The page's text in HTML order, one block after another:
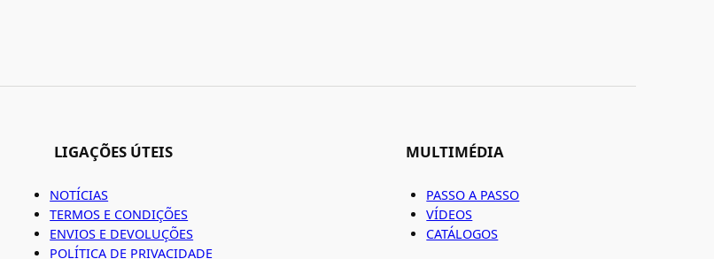
LIGAÇÕES ÚTEIS
NOTÍCIAS
TERMOS E CONDIÇÕES
ENVIOS E DEVOLUÇÕES
POLÍTICA DE PRIVACIDADE
MULTIMÉDIA
PASSO A PASSO
VÍDEOS
CATÁLOGOS